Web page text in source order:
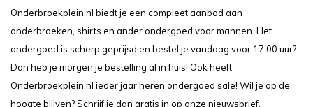
Onderbroekplein.nl biedt je een compleet aanbod aan
onderbroeken, shirts en ander ondergoed voor mannen. Het
ondergoed is scherp geprijsd en bestel je vandaag voor 17.00 uur?
Dan heb je morgen je bestelling al in huis! Ook heeft
Onderbroekplein.nl ieder jaar heren ondergoed sale! Wil je op de
hoogte blijven? Schrijf je dan gratis in op onze nieuwsbrief.